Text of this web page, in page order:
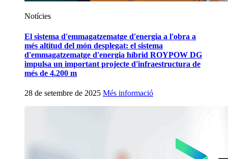
Notícies
El sistema d'emmagatzematge d'energia a l'obra a
més altitud del món desplegat: el sistema
d'emmagatzematge d'energia híbrid ROYPOW DG
impulsa un important projecte d'infraestructura de
més de 4.200 m
28 de setembre de 2025 Més informació